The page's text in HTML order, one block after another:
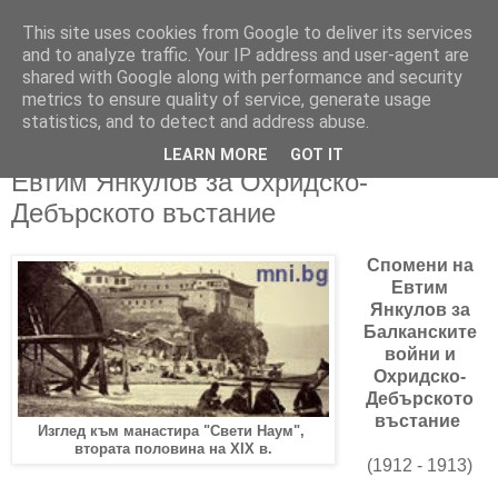
Евтим Янкулов за Охридско-
Дебърското въстание
Изглед към манастира "Свети Наум",
втората половина на ХIХ в.
Спомени на
Евтим
Янкулов за
Балканските
войни и
Охридско-
Дебърското
въстание
(1912 - 1913)
This site uses cookies from Google to deliver its services
and to analyze traffic. Your IP address and user-agent are
shared with Google along with performance and security
metrics to ensure quality of service, generate usage
statistics, and to detect and address abuse.
LEARN MORE GOT IT